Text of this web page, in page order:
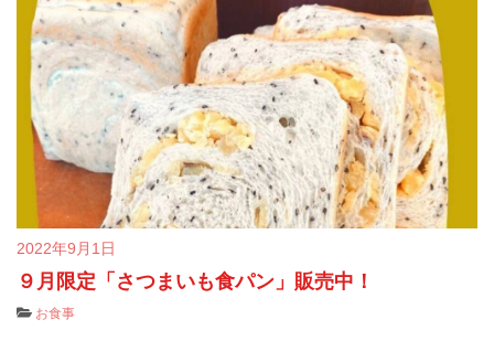
2022年9月1日
９月限定「さつまいも食パン」販売中！
お食事